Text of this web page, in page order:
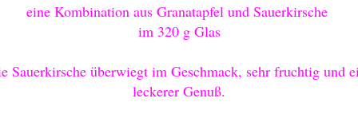
eine Kombination aus Granatapfel und Sauerkirsche
im 320 g Glas
Sauerkirsche überwiegt im Geschmack, sehr fruchtig und
leckerer Genuß.